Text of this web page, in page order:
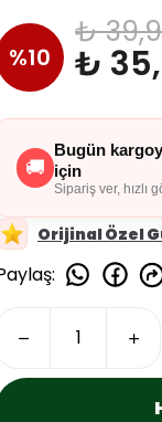
%10
₺
₺
🚚
Bugün
için
Sipariş ver, hızlı
Orijinal Özel
: